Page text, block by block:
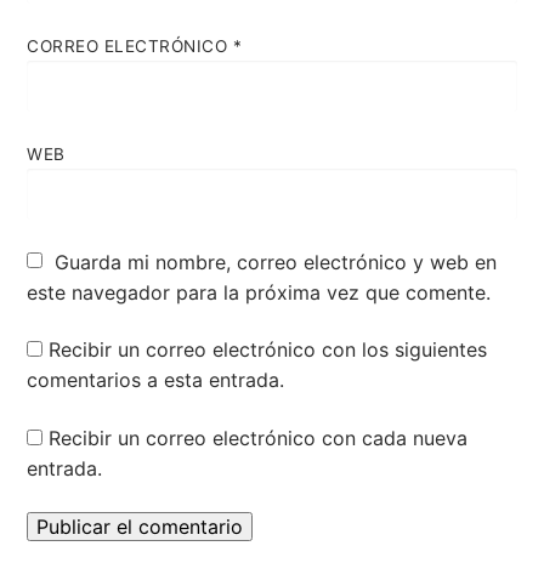
CORREO ELECTRÓNICO *
WEB
Guarda mi nombre, correo electrónico y web en
este navegador para la próxima vez que comente.
Recibir un correo electrónico con los siguientes
comentarios a esta entrada.
Recibir un correo electrónico con cada nueva
entrada.